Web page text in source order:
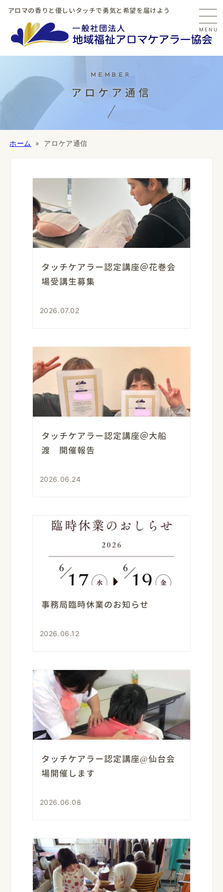
アロマの香りと優しいタッチで勇気と希望を届けよう
MENU
アロケア通信
ホーム アロケア通信
タッチケアラー認定講座＠花巻会
場受講生募集
2026.07.02
タッチケアラー認定講座＠大船
渡 開催報告
2026.06.24
事務局臨時休業のお知らせ
2026.06.12
タッチケアラー認定講座@仙台会
場開催します
2026.06.08